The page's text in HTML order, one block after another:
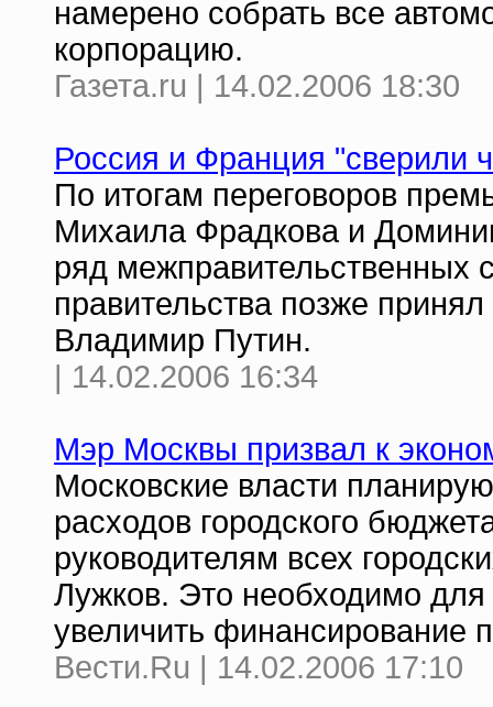
намерено собрать все
корпорацию.
Газета.ru | 14.02.2006 18:30
Россия и Франция "сверили
По итогам переговоров
Михаила Фрадкова и
ряд межправительственных
правительства позже
Владимир Путин.
| 14.02.2006 16:34
Мэр Москвы призвал к
Московские власти
расходов городского
руководителям всех
Лужков. Это необходимо
увеличить финансирование
Вести.Ru | 14.02.2006 17:10